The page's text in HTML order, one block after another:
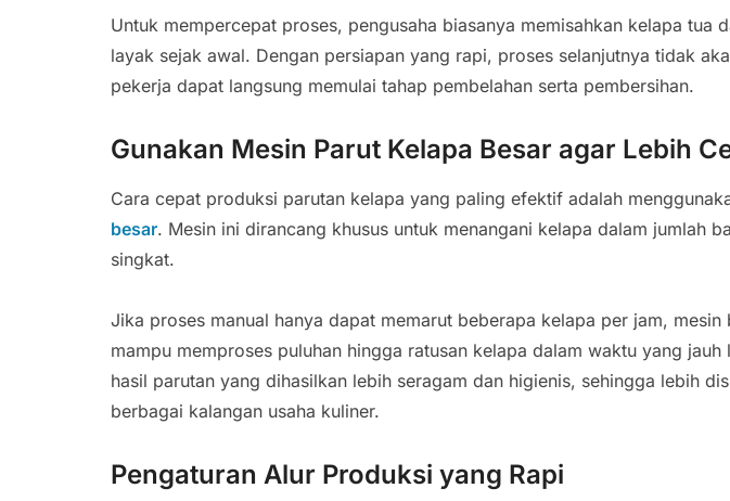
Untuk mempercepat proses, pengusaha biasanya memisahkan kelapa tua
layak sejak awal. Dengan persiapan yang rapi, proses selanjutnya tidak
pekerja dapat langsung memulai tahap pembelahan serta pembersihan.
Gunakan Mesin Parut Kelapa Besar agar Lebih
Cara cepat produksi parutan kelapa yang paling efektif adalah
besar. Mesin ini dirancang khusus untuk menangani kelapa dalam jumlah
singkat.
Jika proses manual hanya dapat memarut beberapa kelapa per jam, mesin
mampu memproses puluhan hingga ratusan kelapa dalam waktu yang jauh
hasil parutan yang dihasilkan lebih seragam dan higienis, sehingga lebih
berbagai kalangan usaha kuliner.
Pengaturan Alur Produksi yang Rapi